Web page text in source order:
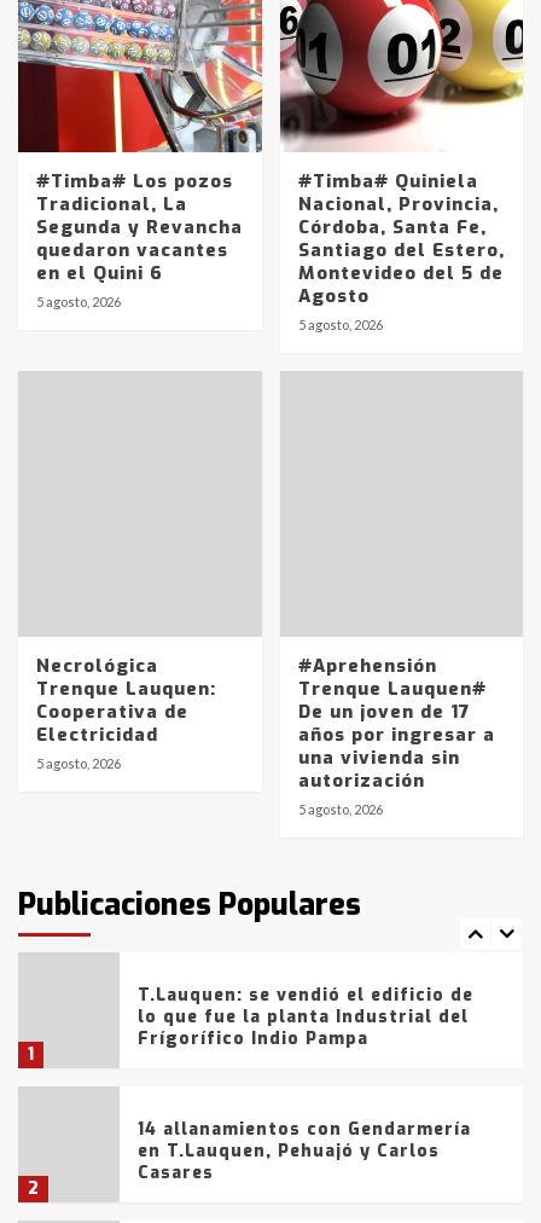
#Timba# Los pozos
Tradicional, La
Segunda y Revancha
quedaron vacantes
en el Quini 6
5 agosto, 2026
#Timba# Quiniela
Nacional, Provincia,
Córdoba, Santa Fe,
Santiago del Estero,
Montevideo del 5 de
Agosto
5 agosto, 2026
Necrológica
Trenque Lauquen:
Cooperativa de
Electricidad
5 agosto, 2026
#Aprehensión
Trenque Lauquen#
De un joven de 17
años por ingresar a
una vivienda sin
autorización
5 agosto, 2026
Publicaciones Populares
Identidad de los adolescentes
pampeanos que fueron
en la mañana del lunes
entre 857 a 1338 pesos
La Bolsa de Cereales de Bahía
Blanca anticipa que Agosto vendrá
con lluvias y heladas, en gran parte
fueron detenidos por
comercialización de drogas en la
tarde del sábado
1
T.Lauquen: se vendió el edificio de
lo que fue la planta Industrial del
Frígorífico Indio Pampa
2
14 allanamientos con Gendarmería
en T.Lauquen, Pehuajó y Carlos
Casares